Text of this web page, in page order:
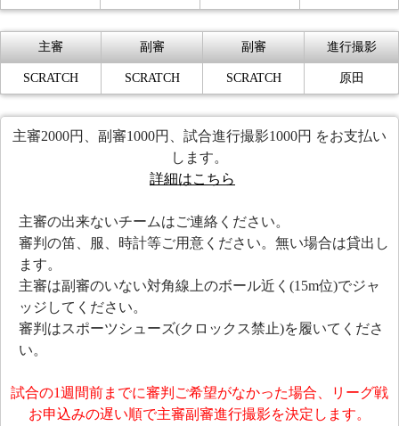
主審 副審 副審 進行撮影
SCRATCH SCRATCH SCRATCH 原田
主審2000円、副審1000円、試合進行撮影1000円 をお支払い
します。
詳細はこちら
主審の出来ないチームはご連絡ください。
審判の笛、服、時計等ご用意ください。無い場合は貸出し
ます。
主審は副審のいない対角線上のボール近く(15m位)でジャ
ッジしてください。
審判はスポーツシューズ(クロックス禁止)を履いてくださ
い。
試合の1週間前までに審判ご希望がなかった場合、リーグ戦
お申込みの遅い順で主審副審進行撮影を決定します。